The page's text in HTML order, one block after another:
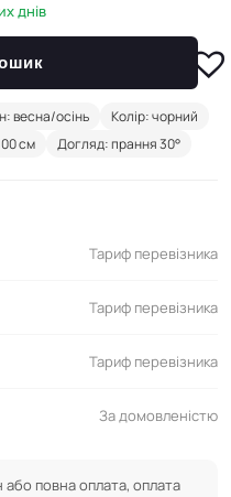
днів
весна/осінь
Колір: чорний
см Догляд: прання 30°
Тариф перевізника
Тариф перевізника
Тариф перевізника
За домовленістю
повна оплата, оплата